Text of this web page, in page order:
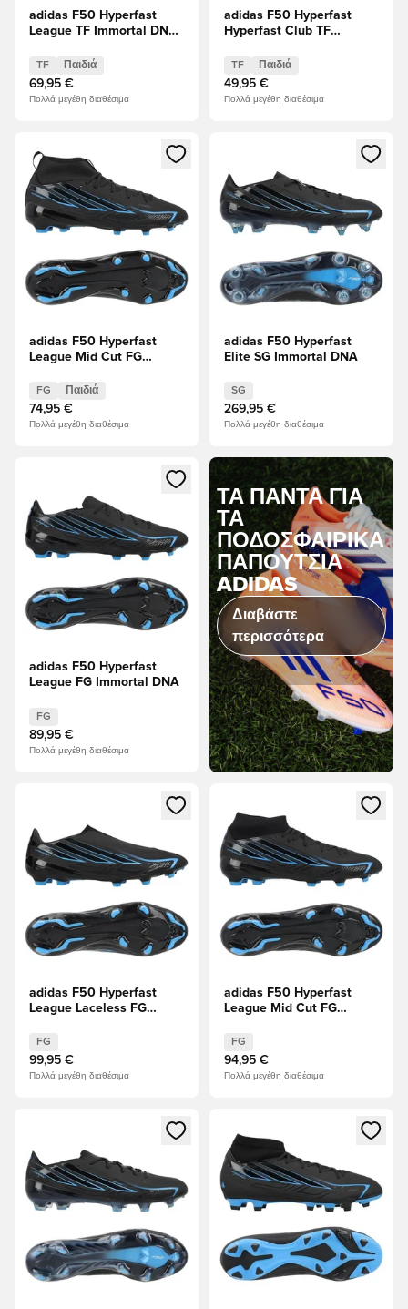
adidas F50 Hyperfast
League TF Immortal DNA
TF Παιδιά
69,95 €
Πολλά μεγέθη διαθέσιμα
adidas F50 Hyperfast
Hyperfast Club TF
TF Παιδιά
49,95 €
Πολλά μεγέθη διαθέσιμα
Ανοίγει ένα Modal για να συνδεθείτε ή να εγγραφείτε ως
adidas F50 Hyperfast
League Mid Cut FG
FG Παιδιά
74,95 €
Πολλά μεγέθη διαθέσιμα
Ανοίγει ένα Modal για να
adidas F50 Hyperfast
Elite SG Immortal DNA
SG
269,95 €
Πολλά μεγέθη διαθέσιμα
Ανοίγει ένα Modal για να συνδεθείτε ή να εγγραφείτε ως
adidas F50 Hyperfast
League FG Immortal DNA
FG
89,95 €
Πολλά μεγέθη διαθέσιμα
ΤΑ ΠΆΝΤΑ ΓΙΑ
ΤΑ
ΠΟΔΟΣΦΑΙΡΙΚΆ
ΠΑΠΟΎΤΣΙΑ
ADIDAS
Διαβάστε
περισσότερα
Ανοίγει ένα Modal για να συνδεθείτε ή να εγγραφείτε ως
adidas F50 Hyperfast
League Laceless FG
FG
99,95 €
Πολλά μεγέθη διαθέσιμα
Ανοίγει ένα Modal για να
adidas F50 Hyperfast
League Mid Cut FG
FG
94,95 €
Πολλά μεγέθη διαθέσιμα
Ανοίγει ένα Modal για να συνδεθείτε ή να εγγραφείτε ως
Ανοίγει ένα Modal για να